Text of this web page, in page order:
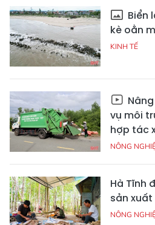
Biển
kè oằn
KINH TẾ
vụ môi
hợp tác
NÔNG
Hà Tĩnh
sản
NÔNG